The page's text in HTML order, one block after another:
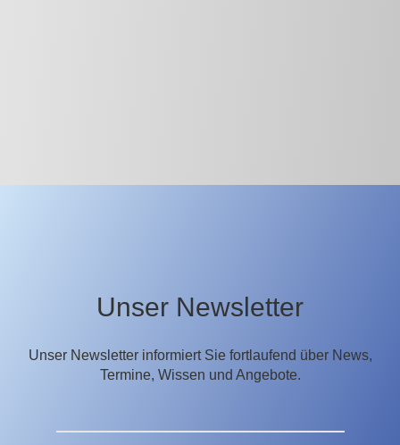
Unser Newsletter
Unser Newsletter informiert Sie fortlaufend über News,
Termine, Wissen und Angebote.